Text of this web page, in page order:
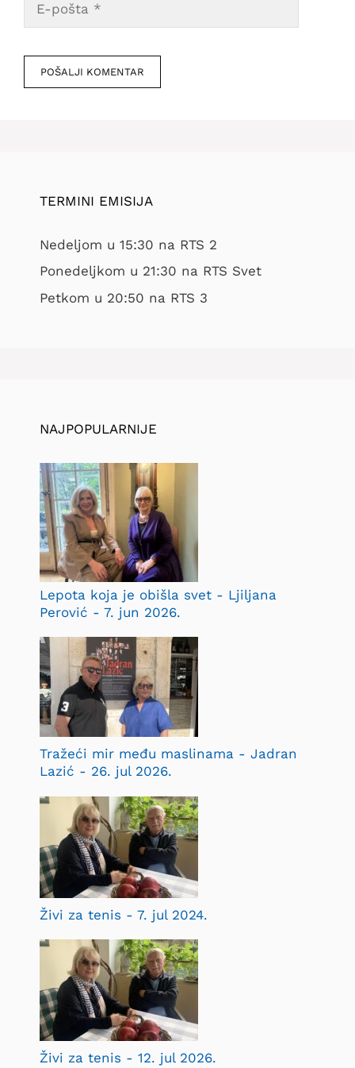
pošta
mesto
TERMINI EMISIJA
Nedeljom u 15:30 na RTS 2
Ponedeljkom u 21:30 na RTS Svet
Petkom u 20:50 na RTS 3
NAJPOPULARNIJE
Lepota koja je obišla svet - Ljiljana
Perović - 7. jun 2026.
Tražeći mir među maslinama - Jadran
Lazić - 26. jul 2026.
Živi za tenis - 7. jul 2024.
Živi za tenis - 12. jul 2026.